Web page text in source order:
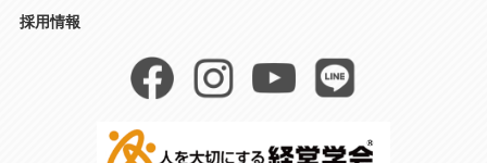
採用情報